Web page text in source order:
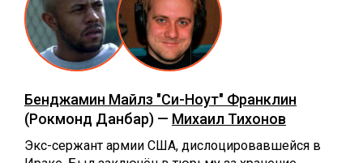
Бенджамин Майлз "Си-Ноут" Франклин
(Рокмонд Данбар) — Михаил Тихонов
Экс-сержант армии США, дислоцировавшейся в